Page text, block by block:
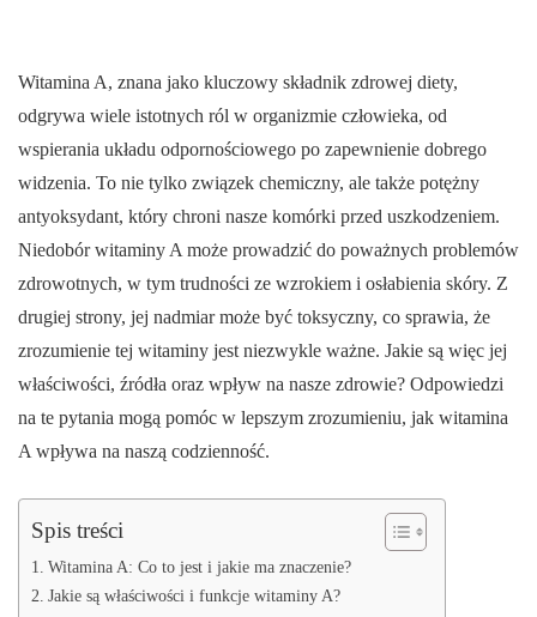
Witamina A, znana jako kluczowy składnik zdrowej diety,
odgrywa wiele istotnych ról w organizmie człowieka, od
wspierania układu odpornościowego po zapewnienie dobrego
widzenia. To nie tylko związek chemiczny, ale także potężny
antyoksydant, który chroni nasze komórki przed uszkodzeniem.
Niedobór witaminy A może prowadzić do poważnych problemów
zdrowotnych, w tym trudności ze wzrokiem i osłabienia skóry. Z
drugiej strony, jej nadmiar może być toksyczny, co sprawia, że
zrozumienie tej witaminy jest niezwykle ważne. Jakie są więc jej
właściwości, źródła oraz wpływ na nasze zdrowie? Odpowiedzi
na te pytania mogą pomóc w lepszym zrozumieniu, jak witamina
A wpływa na naszą codzienność.
Spis treści
Witamina A: Co to jest i jakie ma znaczenie?
Jakie są właściwości i funkcje witaminy A?